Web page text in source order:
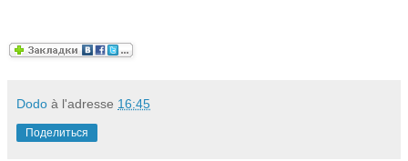
Dodo à l'adresse 16:45
Поделиться